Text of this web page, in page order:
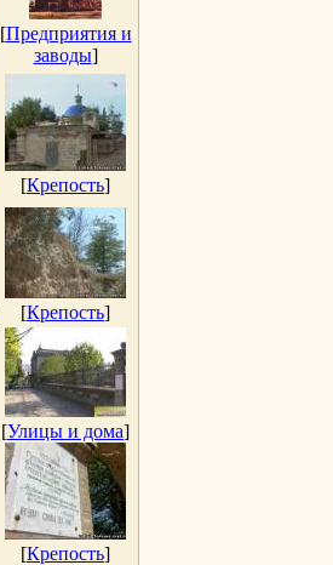
[Предприятия и
заводы]
[Крепость]
[Крепость]
[Улицы и дома]
[Крепость]